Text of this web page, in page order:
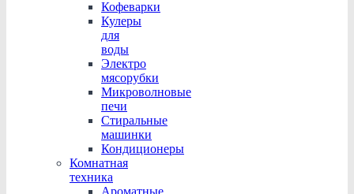
Кофеварки
Кулеры
для
воды
Электро
мясорубки
Микроволновые
печи
Стиральные
машинки
Кондиционеры
Комнатная
техника
Ароматные